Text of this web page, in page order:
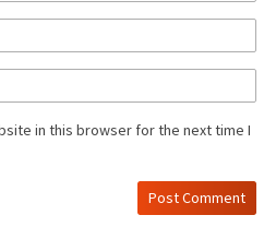
in this browser for the next time I